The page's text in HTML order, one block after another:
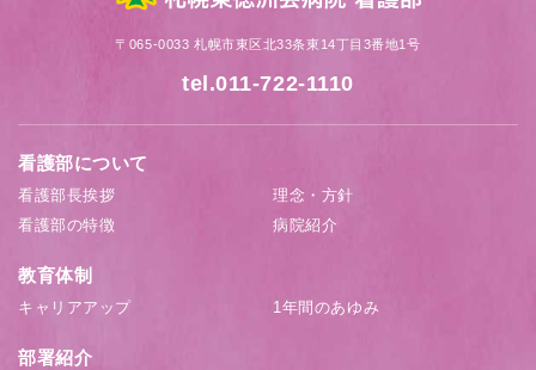
〒065-0033 札幌市東区北33条東14丁目3番地1号
tel.011-722-1110
看護部について
看護部長挨拶
理念・方針
看護部の特徴
病院紹介
教育体制
キャリアアップ 1年間のあゆみ
部署紹介